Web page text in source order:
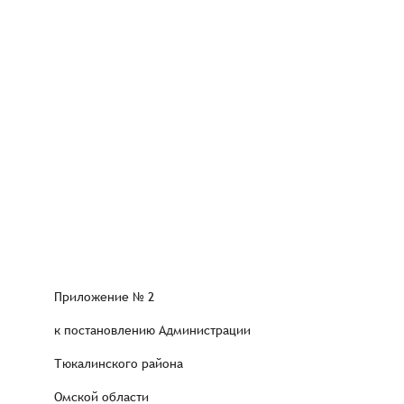
Приложение № 2
к постановлению Администрации
Тюкалинского района
Омской области